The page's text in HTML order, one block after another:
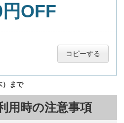
OFF
コピーする
）まで
用時の注意事項